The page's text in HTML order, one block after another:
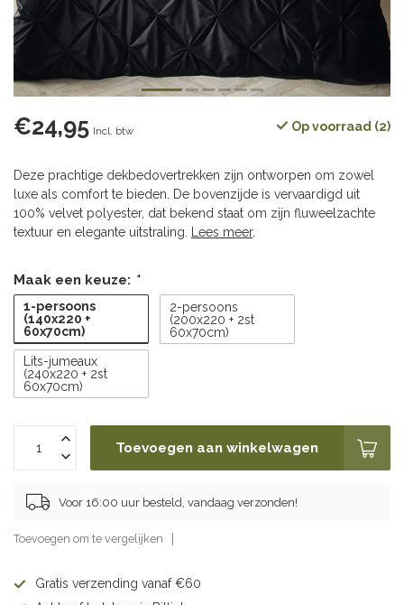
€24,95 Incl. btw Op voorraad (2)
Deze prachtige dekbedovertrekken zijn ontworpen om zowel
luxe als comfort te bieden. De bovenzijde is vervaardigd uit
100% velvet polyester, dat bekend staat om zijn fluweelzachte
textuur en elegante uitstraling.
Lees meer.
Maak een keuze: *
1-persoons
(140x220 +
60x70cm)
2-persoons
(200x220 + 2st
60x70cm)
Lits-jumeaux
(240x220 + 2st
60x70cm)
Toevoegen aan winkelwagen
Voor 16:00 uur besteld, vandaag verzonden!
Toevoegen om te vergelijken
Gratis verzending vanaf €60